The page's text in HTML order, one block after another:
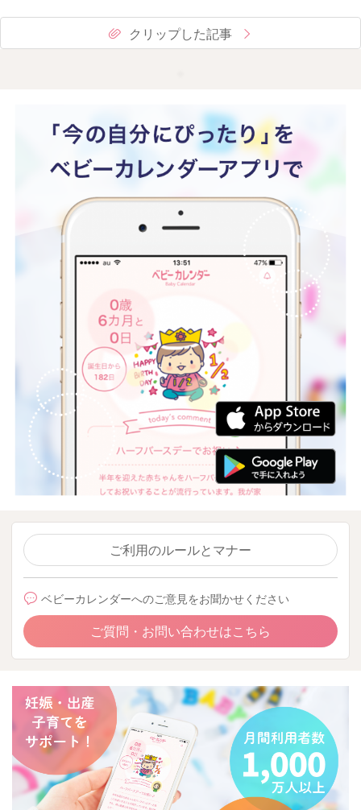
クリップした記事
ご利用のルールとマナー
ベビーカレンダーへのご意見をお聞かせください
ご質問・お問い合わせはこちら